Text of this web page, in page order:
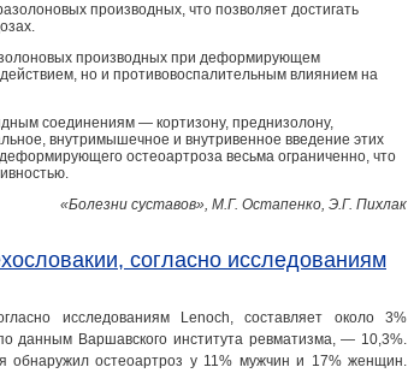
производных, что позволяет достигать
производных при деформирующем
но и противовоспалительным влиянием на
соединениям — кортизону, преднизолону,
внутримышечное и внутривенное введение этих
остеоартроза весьма ограниченно, что
«Болезни суставов», М.Г. Остапенко, Э.Г. Пихлак
согласно исследованиям
исследованиям Lenoch, составляет около 3%
данным Варшавского института ревматизма, — 10,3%.
обнаружил остеоартроз у 11% мужчин и 17% женщин.